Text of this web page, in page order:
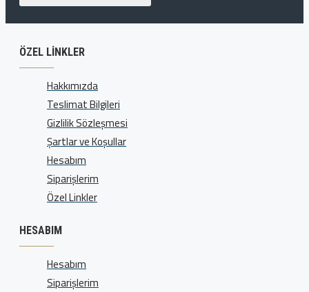
ÖZEL LINKLER
Hakkımızda
Teslimat Bilgileri
Gizlilik Sözleşmesi
Şartlar ve Koşullar
Hesabım
Siparişlerim
Özel Linkler
HESABIM
Hesabım
Siparişlerim